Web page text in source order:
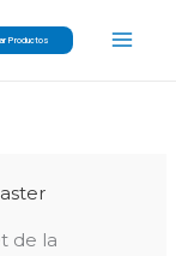
Productos
de la